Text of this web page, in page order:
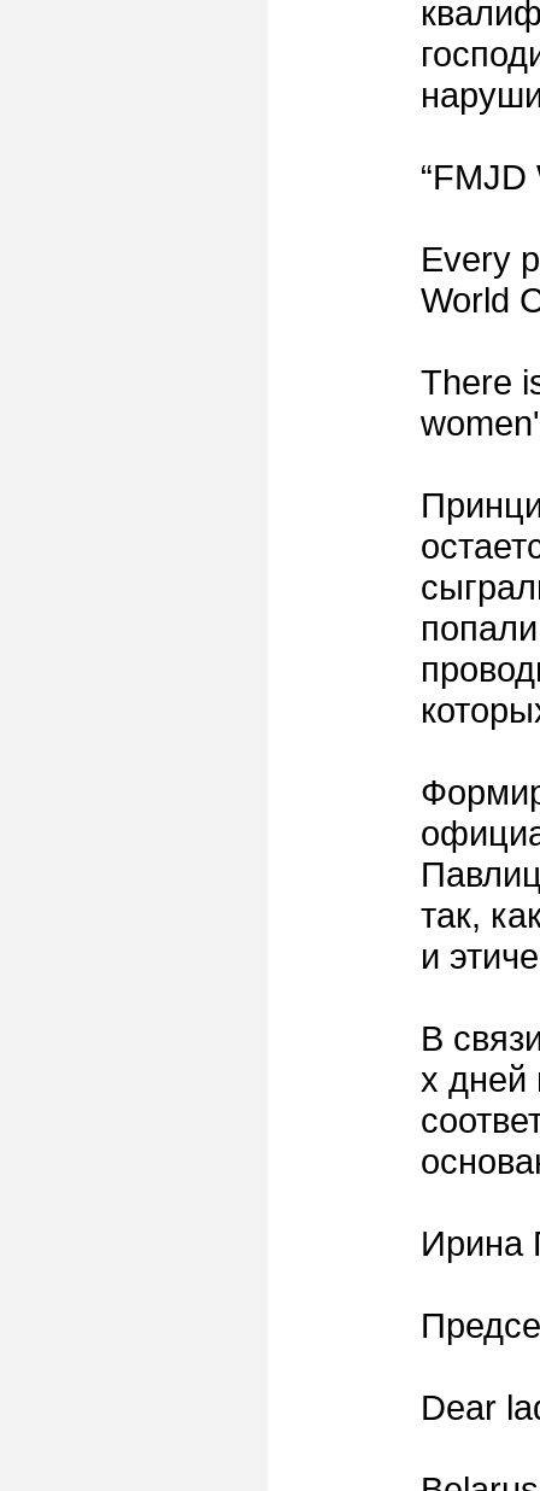
“FMJD
Every
World
There
так,
и
В
х дней
Ирина
Dear